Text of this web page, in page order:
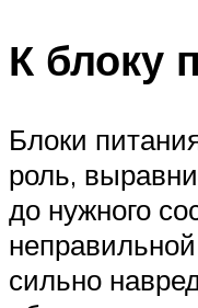
К блоку
Блоки
роль,
до нужного
сильно